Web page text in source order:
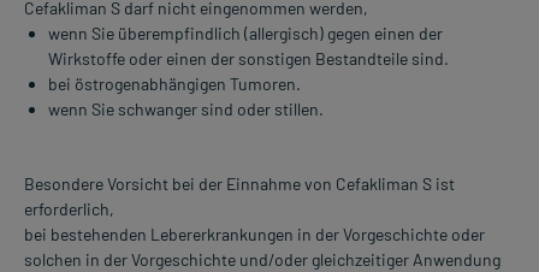
Cefakliman S darf nicht eingenommen werden,
wenn Sie überempfindlich (allergisch) gegen einen der
Wirkstoffe oder einen der sonstigen Bestandteile sind.
bei östrogenabhängigen Tumoren.
wenn Sie schwanger sind oder stillen.
Besondere Vorsicht bei der Einnahme von Cefakliman S ist
erforderlich,
bei bestehenden Lebererkrankungen in der Vorgeschichte oder
solchen in der Vorgeschichte und/oder gleichzeitiger Anwendung